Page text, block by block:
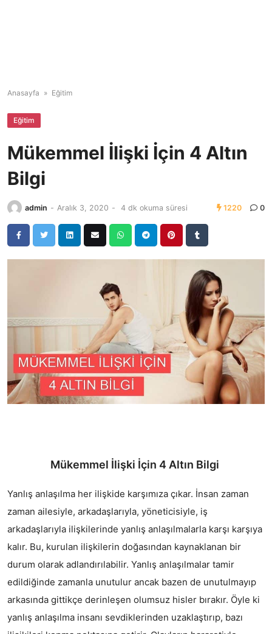
Anasayfa » Eğitim
Eğitim
Mükemmel İlişki İçin 4 Altın
Bilgi
admin - Aralık 3, 2020 - 4 dk okuma süresi 1220 0
Mükemmel İlişki İçin 4 Altın Bilgi
Yanlış anlaşılma her ilişkide karşımıza çıkar. İnsan zaman
zaman ailesiyle, arkadaşlarıyla, yöneticisiyle, iş
arkadaşlarıyla ilişkilerinde yanlış anlaşılmalarla karşı karşıya
kalır. Bu, kurulan ilişkilerin doğasından kaynaklanan bir
durum olarak adlandırılabilir. Yanlış anlaşılmalar tamir
edildiğinde zamanla unutulur ancak bazen de unutulmayıp
arkasında gittikçe derinleşen olumsuz hisler bırakır. Öyle ki
yanlış anlaşılma insanı sevdiklerinden uzaklaştırıp, bazı